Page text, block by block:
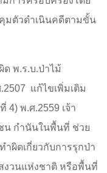
มตัวดำเนินคดีตามขั้น
ด พ.ร.บ.ป่าไม้
2507 แก้ไขเพิ่มเติม
4) พ.ศ.2559 เจ้า
น กำนันในพื้นที่ ช่วย
ผิดเกี่ยวกับการรุกป่า
งวนแห่งชาติ หรือพื้นที่